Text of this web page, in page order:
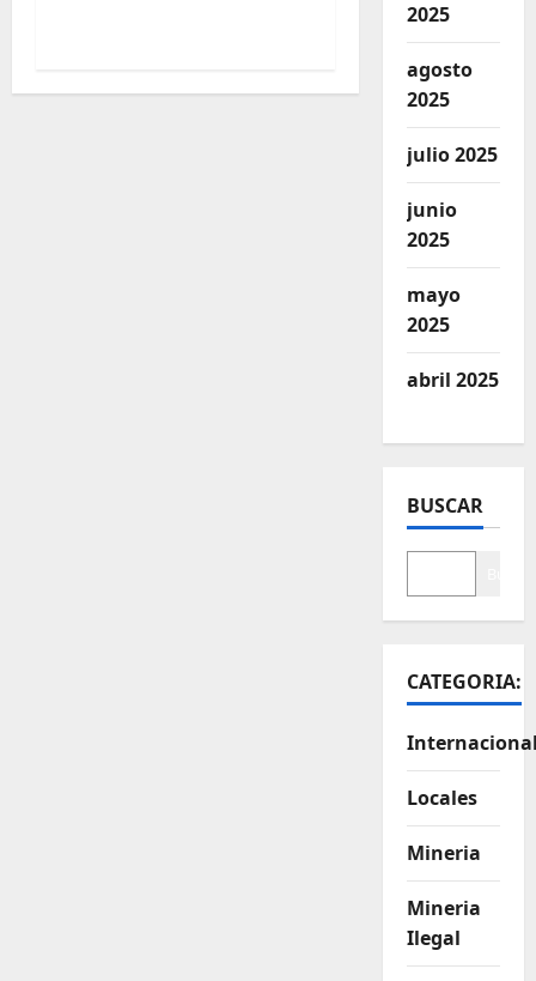
2025
agosto
2025
julio 2025
junio
2025
mayo
2025
abril 2025
BUSCAR
CATEGORIA:
Locales
Mineria
Mineria
Ilegal